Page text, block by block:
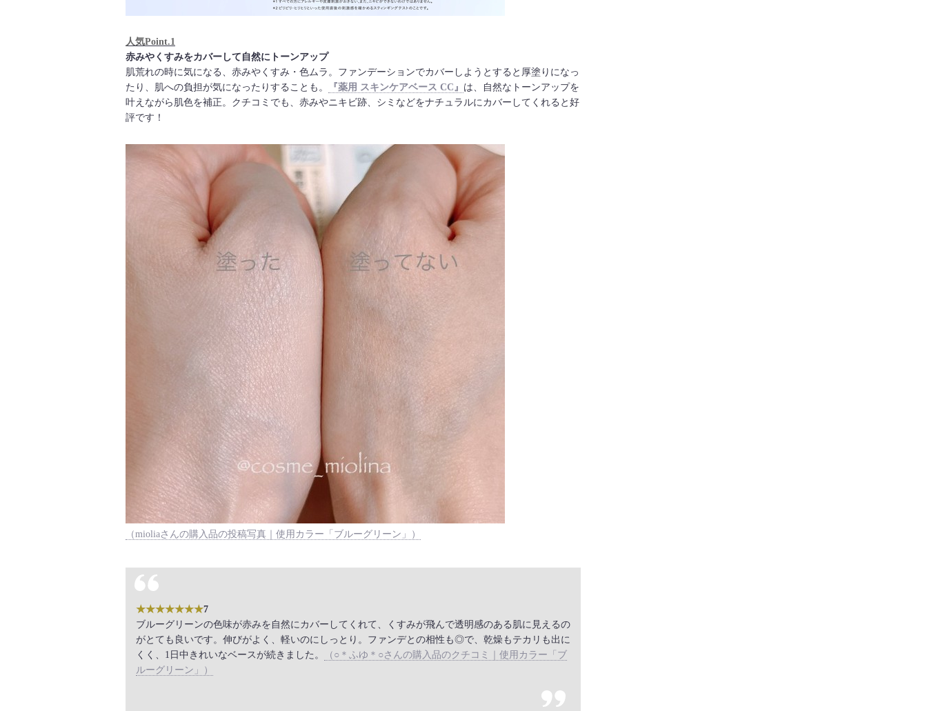
人気Point.1
赤みやくすみをカバーして自然にトーンアップ
肌荒れの時に気になる、赤みやくすみ・色ムラ。ファンデーションでカバーしようとすると厚塗りになっ
たり、肌への負担が気になったりすることも。
『薬用 スキンケアベース CC』 は、自然なトーンアップを
叶えながら肌色を補正。クチコミでも、赤みやニキビ跡、シミなどをナチュラルにカバーしてくれると好
評です！
（mioliaさんの購入品の投稿写真｜使用カラー「ブルーグリーン」）
★★★★★★★7
ブルーグリーンの色味が赤みを自然にカバーしてくれて、くすみが飛んで透明感のある肌に見えるの
がとても良いです。伸びがよく、軽いのにしっとり。ファンデとの相性も◎で、乾燥もテカリも出に
くく、1日中きれいなベースが続きました。
（○＊ふゆ＊○さんの購入品のクチコミ｜使用カラー「ブ
ルーグリーン」）